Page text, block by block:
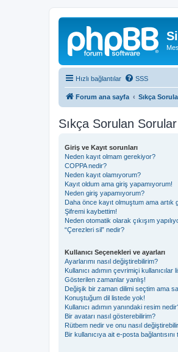
Hızlı bağlantılar SSS
Forum ana sayfa Sıkça
Sıkça Sorulan Sorular
Giriş ve Kayıt sorunları
Neden kayıt olmam gerekiyor?
COPPA nedir?
Neden kayıt olamıyorum?
Kayıt oldum ama giriş yapamıyorum!
Neden giriş yapamıyorum?
Daha önce kayıt olmuştum ama artık
Şifremi kaybettim!
Neden otomatik olarak çıkışım
“Çerezleri sil” nedir?
Kullanıcı Seçenekleri ve ayarları
Ayarlarımı nasıl değiştirebilirim?
Kullanıcı adımın çevrimiçi
Gösterilen zamanlar yanlış!
Değişik bir zaman dilimi seçtim ama
Konuştuğum dil listede yok!
Kullanıcı adımın yanındaki resim
Bir avatarı nasıl gösterebilirim?
Rütbem nedir ve onu nasıl
Bir kullanıcıya ait e-posta